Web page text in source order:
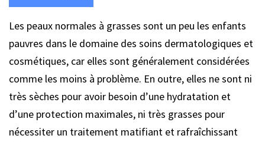
Les peaux normales à grasses sont un peu les enfants
pauvres dans le domaine des soins dermatologiques et
cosmétiques, car elles sont généralement considérées
comme les moins à problème. En outre, elles ne sont ni
très sèches pour avoir besoin d’une hydratation et
d’une protection maximales, ni très grasses pour
nécessiter un traitement matifiant et rafraîchissant